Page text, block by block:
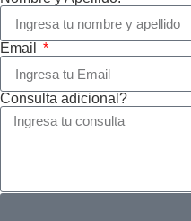
Email
Consulta adicional?